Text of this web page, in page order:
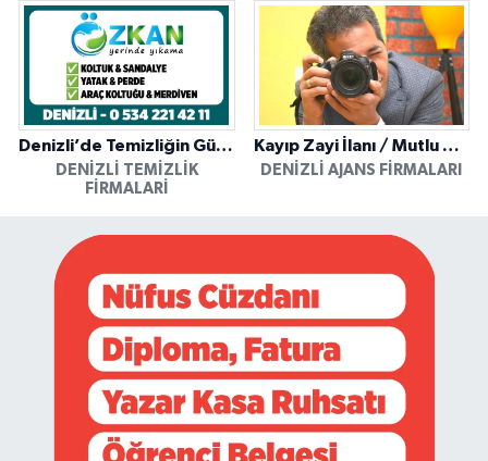
Denizli’de Temizliğin Güvenilir Adresi: Özkan Yerinde Yıkama
DENIZLI TEMIZLIK
FIRMALARI
Kayıp Zayi İlanı / Mutlu Ajans / Denizli
DENIZLI AJANS FIRMALARI